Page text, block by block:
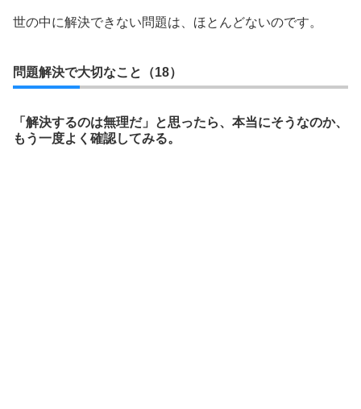
世の中に解決できない問題は、ほとんどないのです。
問題解決で大切なこと（18）
「解決するのは無理だ」と思ったら、本当にそうなのか、
もう一度よく確認してみる。